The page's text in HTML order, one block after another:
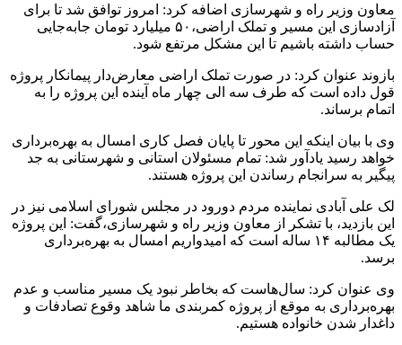
معاون وزیر راه و شهرسازی اضافه کرد: امروز توافق شد تا برای
آزادسازی این مسیر و تملک اراضی،۵۰ میلیارد تومان جابه‌جایی
حساب داشته باشیم تا این مشکل مرتفع شود.
بازوند عنوان کرد: در صورت تملک اراضی معارض‌دار پیمانکار پروژه
قول داده است که طرف سه الی چهار ماه آینده این پروژه را به
اتمام برساند.
وی با بیان اینکه این محور تا پایان فصل کاری امسال به بهره‌برداری
خواهد رسید یادآور شد: تمام مسئولان استانی و شهرستانی به جد
پیگیر به سرانجام رساندن این پروژه هستند.
لک علی آبادی نماینده مردم دورود در مجلس شورای اسلامی نیز در
این بازدید، با تشکر از معاون وزیر راه و شهرسازی،گفت: این پروژه
یک مطالبه ۱۴ ساله است که امیدواریم امسال به بهره‌برداری
برسد.
وی عنوان کرد: سال‌هاست که بخاطر نبود یک مسیر مناسب و عدم
بهره‌برداری به موقع از پروژه کمربندی ما شاهد وقوع تصادفات و
داغدار شدن خانواده هستیم.